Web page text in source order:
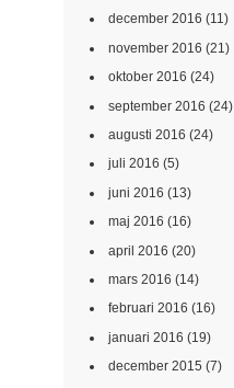
december 2016 (11)
november 2016 (21)
oktober 2016 (24)
september 2016 (24)
augusti 2016 (24)
juli 2016 (5)
juni 2016 (13)
maj 2016 (16)
april 2016 (20)
mars 2016 (14)
februari 2016 (16)
januari 2016 (19)
december 2015 (7)